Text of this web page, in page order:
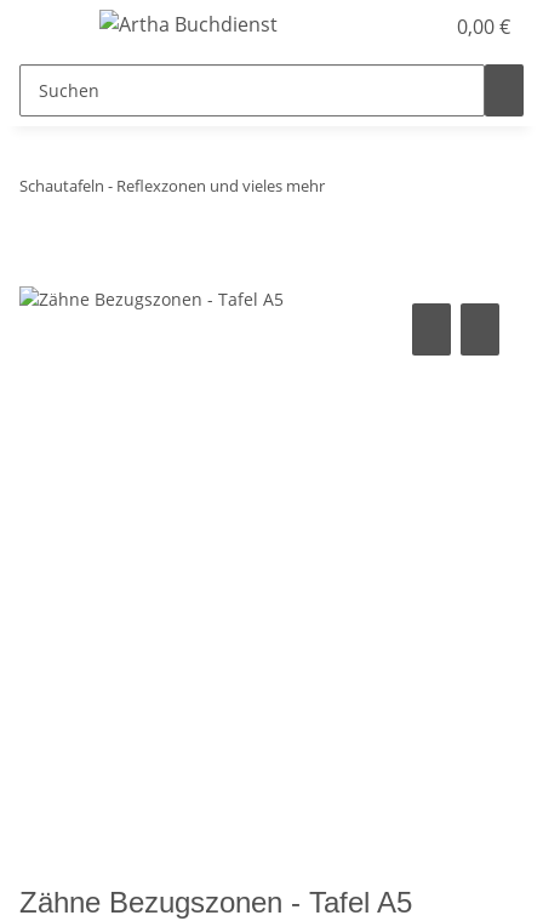
0,00 €
Schautafeln - Reflexzonen und vieles mehr
Zähne Bezugszonen - Tafel A5